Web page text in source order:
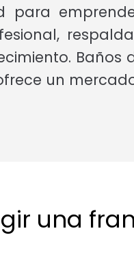
para
Baños
un
una